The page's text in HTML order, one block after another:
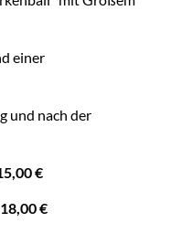
einer
nach der
€
€